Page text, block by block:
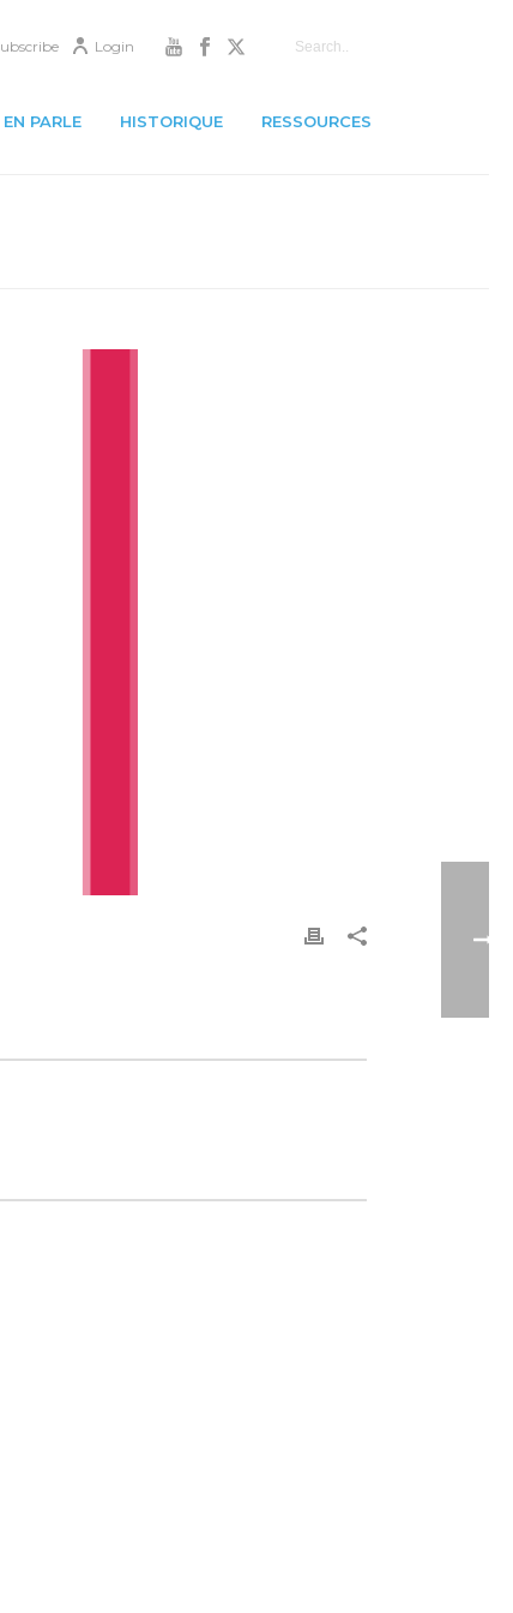
Login
PARLE HISTORIQUE RESSOURCES